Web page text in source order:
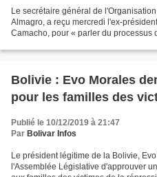
Le secrétaire général de
Almagro, a reçu mercredi l'ex-
Camacho, pour « parler du processus
Bolivie : Evo Morales
pour les familles des
Publié le 10/12/2019 à 21:47
Par Bolivar Infos
Le président légitime de la Bolivie,
l'Assemblée Législative d'approuver